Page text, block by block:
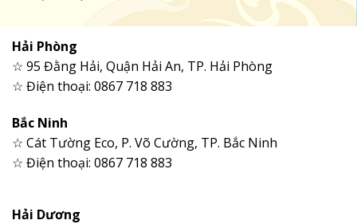
Hải Phòng
☆ 95 Đằng Hải, Quận Hải An, TP. Hải Phòng
☆ Điện thoại: 0867 718 883
Bắc Ninh
☆ Cát Tường Eco, P. Võ Cường, TP. Bắc Ninh
☆ Điện thoại: 0867 718 883
Hải Dương